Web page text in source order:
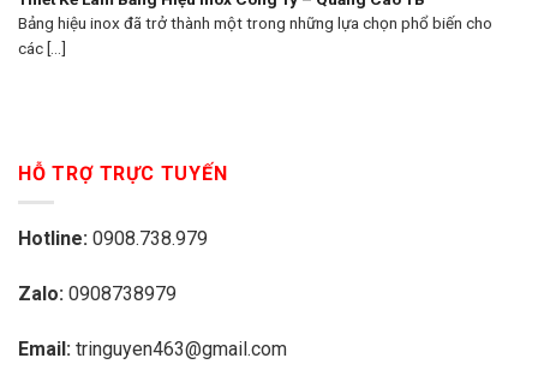
Bảng hiệu inox đã trở thành một trong những lựa chọn phổ biến cho
các [...]
HỖ TRỢ TRỰC TUYẾN
Hotline: 0908.738.979
Zalo: 0908738979
Email: tringuyen463@gmail.com